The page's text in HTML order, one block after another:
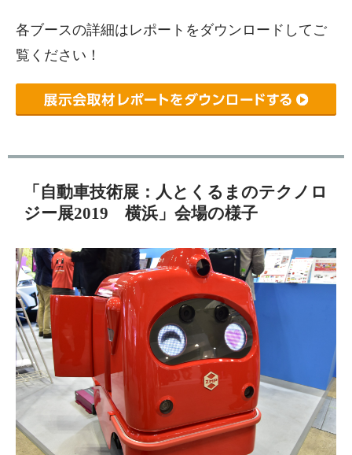
各ブースの詳細はレポートをダウンロードしてご
覧ください！
「自動車技術展：人とくるまのテクノロ
ジー展2019 横浜」会場の様子